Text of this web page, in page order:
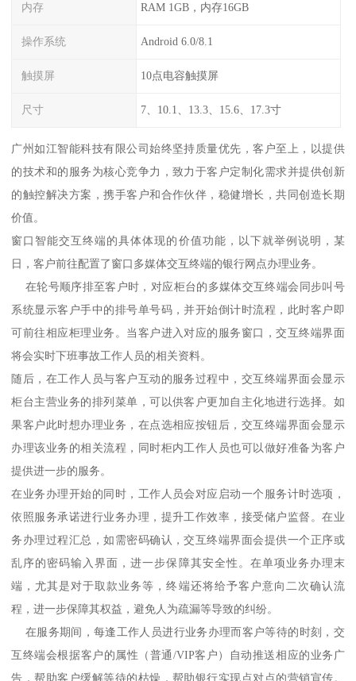
内存 RAM 1GB，内存16GB
操作系统 Android 6.0/8.1
触摸屏 10点电容触摸屏
尺寸 7、10.1、13.3、15.6、17.3寸
广州如江智能科技有限公司始终坚持质量优先，客户至上，以提供
的技术和的服务为核心竞争力，致力于客户定制化需求并提供创新
的触控解决方案，携手客户和合作伙伴，稳健增长，共同创造长期
价值。
窗口智能交互终端的具体体现的价值功能，以下就举例说明，某
日，客户前往配置了窗口多媒体交互终端的银行网点办理业务。
在轮号顺序排至客户时，对应柜台的多媒体交互终端会同步叫号
系统显示客户手中的排号单号码，并开始倒计时流程，此时客户即
可前往相应柜理业务。当客户进入对应的服务窗口，交互终端界面
将会实时下班事故工作人员的相关资料。
随后，在工作人员与客户互动的服务过程中，交互终端界面会显示
柜台主营业务的排列菜单，可以供客户更加自主化地进行选择。如
果客户此时想办理业务，在点选相应按钮后，交互终端界面会显示
办理该业务的相关流程，同时柜内工作人员也可以做好准备为客户
提供进一步的服务。
在业务办理开始的同时，工作人员会对应启动一个服务计时选项，
依照服务承诺进行业务办理，提升工作效率，接受储户监督。在业
务办理过程汇总，如需密码确认，交互终端界面会提供一个正序或
乱序的密码输入界面，进一步保障其安全性。在单项业务办理末
端，尤其是对于取款业务等，终端还将给予客户意向二次确认流
程，进一步保障其权益，避免人为疏漏等导致的纠纷。
在服务期间，每逢工作人员进行业务办理而客户等待的时刻，交
互终端会根据客户的属性（普通/VIP客户）自动推送相应的业务广
告，帮助客户缓解等待的枯燥，帮助银行实现点对点的营销宣传。